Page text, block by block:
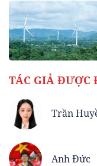
TÁC GIẢ ĐƯỢC
Trần
Anh Đức